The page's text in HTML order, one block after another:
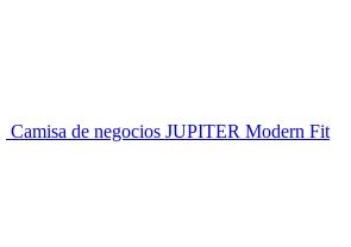
Camisa de negocios JUPITER Modern Fit